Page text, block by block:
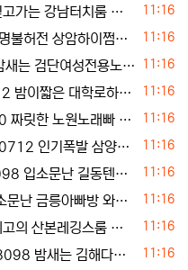
등록일
11:16
리룸 강남기모노룸 주대확인
등록일
11:16
오 상암하드코어 주대할인
등록일
11:16
용노래방 검단중빠 주대상담
등록일
11:16
블릭 창신동텐카페 실시간문의
등록일
11:16
빠 노원노래주점 주대문의
등록일
11:16
동구미식 미아사거리터치룸
등록일
11:16
카페 길동텐프로 주대정보
등록일
11:16
패동여성전용노래클럽 가격문의
등록일
11:16
스룸 광정동기모노룸
등록일
11:16
래방 김해다국적노래방 퀵상담